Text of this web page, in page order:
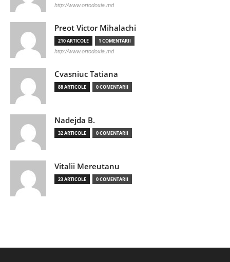
http://www.ortodoxia.md
Preot Victor Mihalachi
210 ARTICOLE 1 COMENTARII
http://www.ortodoxia.md
Cvasniuc Tatiana
88 ARTICOLE 0 COMENTARII
Nadejda B.
32 ARTICOLE 0 COMENTARII
Vitalii Mereutanu
23 ARTICOLE 0 COMENTARII